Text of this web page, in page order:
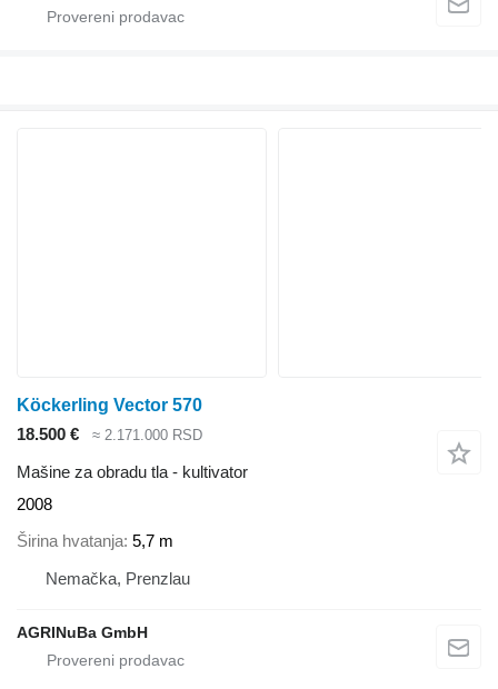
Köckerling Vector 570
18.500 €
≈ 2.171.000 RSD
Mašine za obradu tla - kultivator
2008
Širina hvatanja 5,7 m
Nemačka, Prenzlau
AGRINuBa GmbH